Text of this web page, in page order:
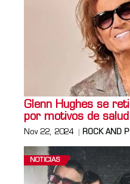
Glenn Hughes se
por motivos de salud
Nov 22, 2024 ROCK AND
NOTICIAS